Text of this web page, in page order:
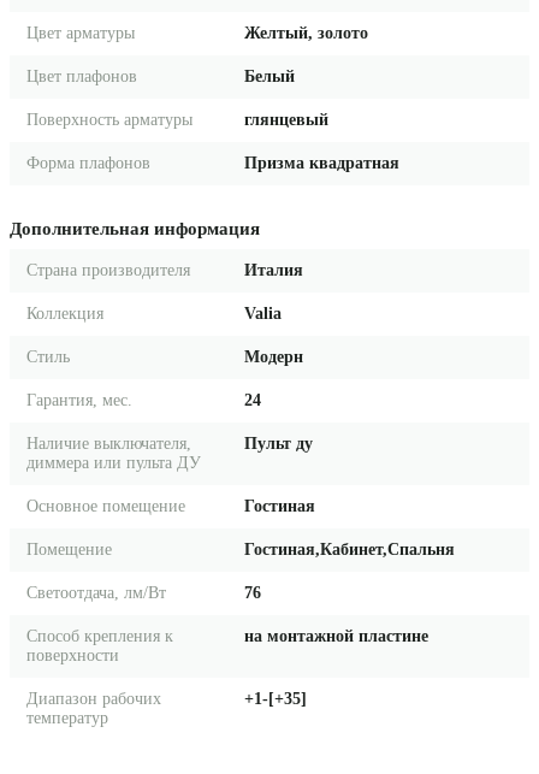
Цвет арматуры Желтый, золото
Цвет плафонов Белый
Поверхность арматуры глянцевый
Форма плафонов Призма квадратная
Дополнительная информация
Страна производителя Италия
Коллекция Valia
Стиль Модерн
Гарантия, мес. 24
Наличие выключателя,
диммера или пульта ДУ
Пульт ду
Основное помещение Гостиная
Помещение Гостиная,Кабинет,Спальня
Светоотдача, лм/Вт 76
Способ крепления к
поверхности
на монтажной пластине
Диапазон рабочих
температур
+1-[+35]